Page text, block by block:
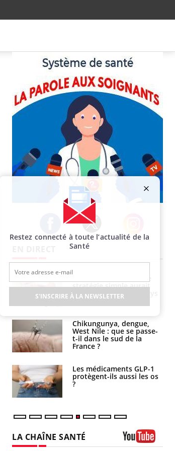
Facebook Twitter Instagram
stratégie simple aurait
changé la donne au Pays
basque
Chikungunya, dengue,
West Nile : que se passe-
t-il dans le sud de la
France ?
Les médicaments GLP-1
protègent-ils aussi les os
?
LA CHAÎNE SANTÉ
Restez connecté à toute l’actualité de la
Santé
S'INSCRIRE À LA NEWSLETTER